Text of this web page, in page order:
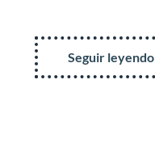
Seguir leyendo